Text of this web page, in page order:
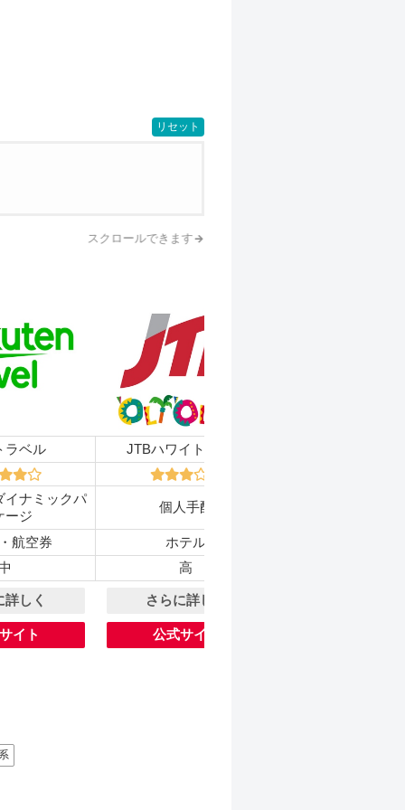
リセット
スクロールできます
ラベル
イナミックパ
ージ
航空券
詳しく
イト
JTBハワイトラベル
個人手配
ホテル
高
さらに詳しく
公式サイト